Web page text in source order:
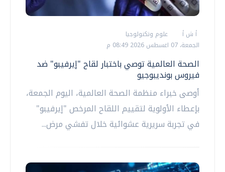
أ ش أ
علوم وتكنولوجيا
الجمعة، 07 اغسطس 2026 08:49 م
الصحة العالمية توصي باختبار لقاح "إيرفيبو" ضد
فيروس بونديبوجيو
أوصى خبراء منظمة الصحة العالمية، اليوم الجمعة،
بإعطاء الأولوية لتقييم اللقاح المرخص "إيرفيبو"
في تجربة سريرية عشوائية خلال تفشي مرض...